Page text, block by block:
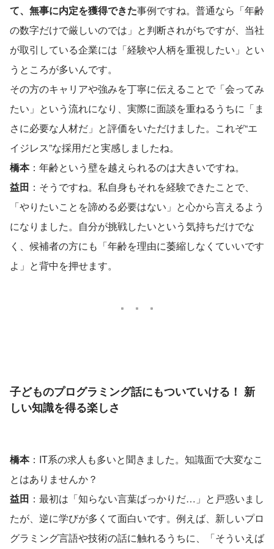
て、無事に内定を獲得できた事例ですね。普通なら「年齢
の数字だけで厳しいのでは」と判断されがちですが、当社
が取引している企業には「経験や人柄を重視したい」とい
うところが多いんです。
その方のキャリアや強みを丁寧に伝えることで「会ってみ
たい」という流れになり、実際に面談を重ねるうちに「ま
さに必要な人材だ」と評価をいただけました。これぞ“エ
イジレス”な採用だと実感しましたね。
橋本：年齢という壁を越えられるのは大きいですね。
益田 ：そうですね。私自身もそれを経験できたことで、
「やりたいことを諦める必要はない」と心から言えるよう
になりました。自分が挑戦したいという気持ちだけでな
く、候補者の方にも「年齢を理由に萎縮しなくていいです
よ」と背中を押せます。
子どものプログラミング話にもついていける！ 新
しい知識を得る楽しさ
橋本：IT系の求人も多いと聞きました。知識面で大変なこ
とはありませんか？
益田 ：最初は「知らない言葉ばっかりだ…」と戸惑いまし
たが、逆に学びが多くて面白いです。例えば、新しいプロ
グラミング言語や技術の話に触れるうちに、「そういえば